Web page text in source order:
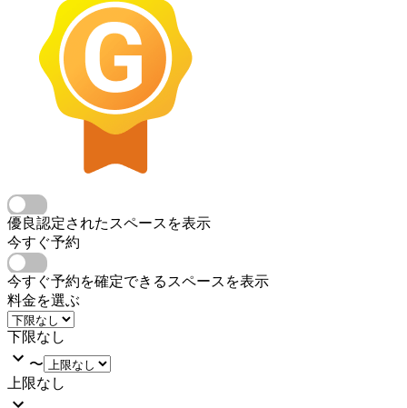
優良認定されたスペースを表示
今すぐ予約
今すぐ予約を確定できるスペースを表示
料金を選ぶ
下限なし
〜
上限なし